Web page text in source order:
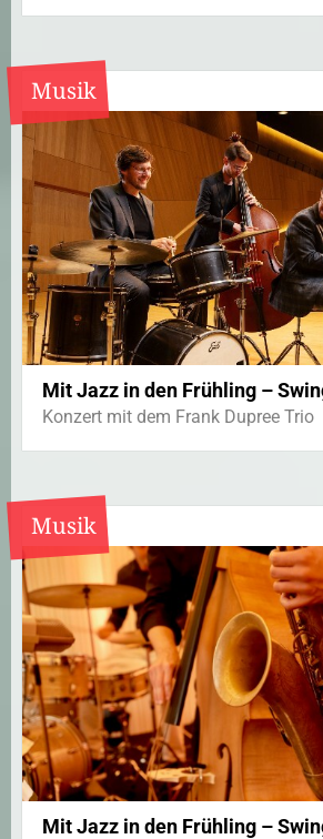
Musik
Mit Jazz in den Frühling –
Konzert mit dem Frank Dupree Trio
Musik
Mit Jazz in den Frühling –